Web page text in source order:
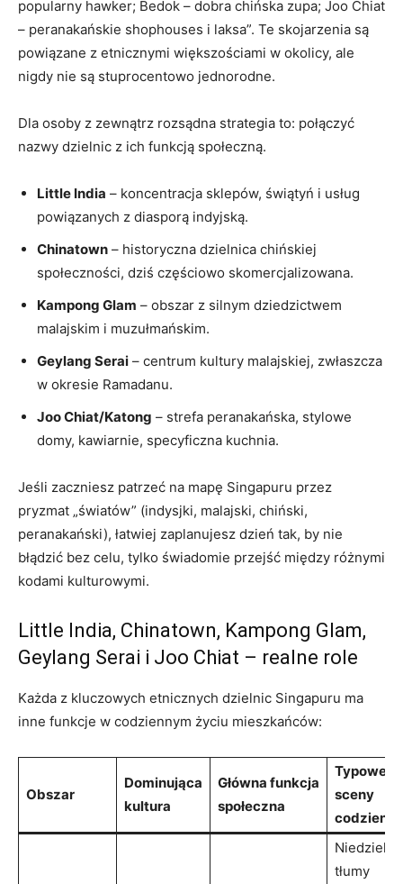
popularny hawker; Bedok – dobra chińska zupa; Joo Chiat
– peranakańskie shophouses i laksa”. Te skojarzenia są
powiązane z etnicznymi większościami w okolicy, ale
nigdy nie są stuprocentowo jednorodne.
Dla osoby z zewnątrz rozsądna strategia to: połączyć
nazwy dzielnic z ich funkcją społeczną.
Little India – koncentracja sklepów, świątyń i usług
powiązanych z diasporą indyjską.
Chinatown – historyczna dzielnica chińskiej
społeczności, dziś częściowo skomercjalizowana.
Kampong Glam – obszar z silnym dziedzictwem
malajskim i muzułmańskim.
Geylang Serai – centrum kultury malajskiej, zwłaszcza
w okresie Ramadanu.
Joo Chiat/Katong – strefa peranakańska, stylowe
domy, kawiarnie, specyficzna kuchnia.
Jeśli zaczniesz patrzeć na mapę Singapuru przez
pryzmat „światów” (indysjki, malajski, chiński,
peranakański), łatwiej zaplanujesz dzień tak, by nie
błądzić bez celu, tylko świadomie przejść między różnymi
kodami kulturowymi.
Little India, Chinatown, Kampong Glam,
Geylang Serai i Joo Chiat – realne role
Każda z kluczowych etnicznych dzielnic Singapuru ma
inne funkcje w codziennym życiu mieszkańców:
Obszar
Dominująca
kultura
Główna funkcja
społeczna
Typowe
sceny
Niedzielne
tłumy